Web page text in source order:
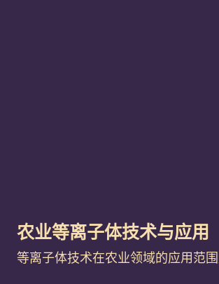
农业等离子体技术与应用
等离子体技术在农业领域的应用范